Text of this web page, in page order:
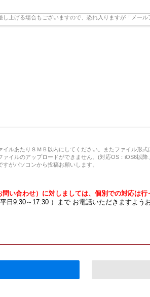
し上げる場合もございますので、恐れ入りますが「メー
ルあたり８ＭＢ以内にしてください。またファイル形式
イルのアップロードができません。(対応OS：iOS6以降
がパソコンから投稿お願いします。
い合わせ）に対しましては、個別での対応は行
9:30～17:30 ）まで お電話いただきますようお